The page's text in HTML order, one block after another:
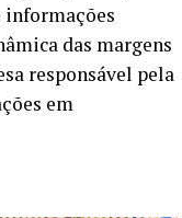
informações
das margens
responsável pela
em